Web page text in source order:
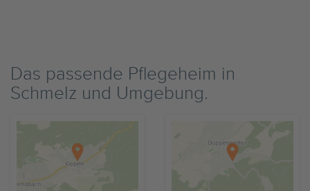
Das passende Pflegeheim in
Schmelz und Umgebung.